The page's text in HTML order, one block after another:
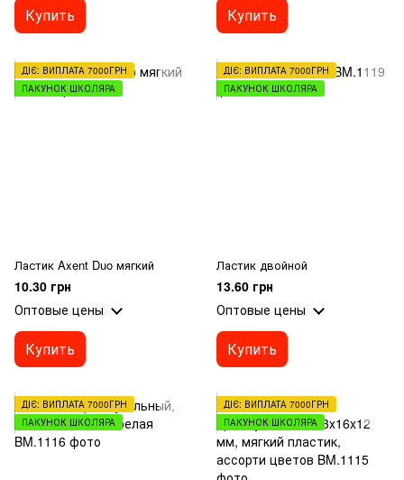
Купить Купить
ДІЄ: ВИПЛАТА 7000ГРН
ПАКУНОК ШКОЛЯРА
Ластик Axent Duo мягкий
10.30 грн
Оптовые цены
Купить
ДІЄ: ВИПЛАТА 7000ГРН
ПАКУНОК ШКОЛЯРА
Ластик двойной
13.60 грн
Оптовые цены
Купить
ДІЄ: ВИПЛАТА 7000ГРН
ПАКУНОК ШКОЛЯРА
ДІЄ: ВИПЛАТА 7000ГРН
ПАКУНОК ШКОЛЯРА